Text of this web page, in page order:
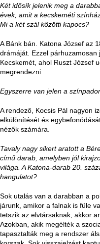
Két idősík jelenik meg a
évek, amit a kecskeméti
Mi a két szál közötti kapocs?
A Bánk bán. Katona József az
drámáját. Ezzel párhuzamosan
Kecskemét, ahol Ruszt József
megrendezni.
Egyszerre van jelen a
A rendező, Kocsis Pál nagyon
elkülönítését és
nézők számára.
Tavaly nagy sikert aratott a
című darab, amelyben jól
világa. A Katona-darab 20.
hangulatot?
Sok utalás van a darabban a
járunk, amikor a falnak is füle
tetszik az elvtársaknak, akkor
Azokban, akik megélték a
tapasztalták meg a rendszer